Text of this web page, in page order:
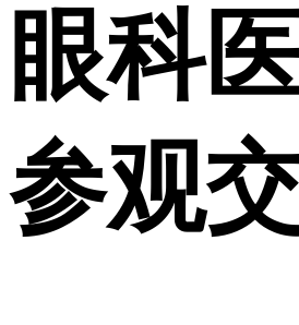
眼科
参观